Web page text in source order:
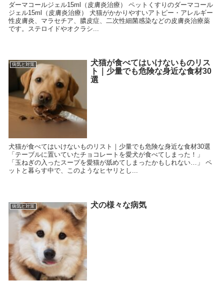
ダーマコールジェル15ml（皮膚炎治療） ペットくすりのダーマコール
ジェル15ml（皮膚炎治療） 犬猫がかかりやすいアトピー・アレルギー
性皮膚炎、マラセチア、膿皮症、二次性細菌感染などの皮膚炎治療薬
です。ステロイドやオクラシ...
病気と対策
犬猫が食べてはいけないものリス
ト｜少量でも危険な身近な食材30
選
犬猫が食べてはいけないものリスト｜少量でも危険な身近な食材30選
「テーブルに置いていたチョコレートを愛犬が食べてしまった！」
「玉ねぎの入ったスープを愛猫が舐めてしまったかもしれない…」 ペ
ットと暮らす中で、このようなヒヤリとし...
病気と対策 犬の様々な病気